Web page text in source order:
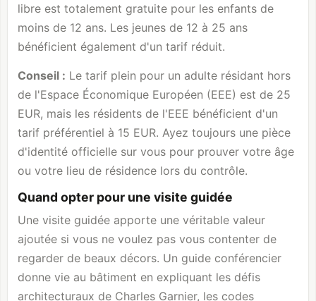
libre est totalement gratuite pour les enfants de
moins de 12 ans. Les jeunes de 12 à 25 ans
bénéficient également d'un tarif réduit.
Conseil : Le tarif plein pour un adulte résidant hors
de l'Espace Économique Européen (EEE) est de 25
EUR, mais les résidents de l'EEE bénéficient d'un
tarif préférentiel à 15 EUR. Ayez toujours une pièce
d'identité officielle sur vous pour prouver votre âge
ou votre lieu de résidence lors du contrôle.
Quand opter pour une visite guidée
Une visite guidée apporte une véritable valeur
ajoutée si vous ne voulez pas vous contenter de
regarder de beaux décors. Un guide conférencier
donne vie au bâtiment en expliquant les défis
architecturaux de Charles Garnier, les codes